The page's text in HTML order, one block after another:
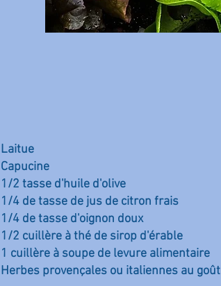
Laitue
Capucine
1/2 tasse d'huile d'olive
1/4 de tasse de jus de citron frais
1/4 de tasse d'oignon doux
1/2 cuillère à thé de sirop d'érable
1 cuillère à soupe de levure alimentaire
Herbes provençales ou italiennes au goût